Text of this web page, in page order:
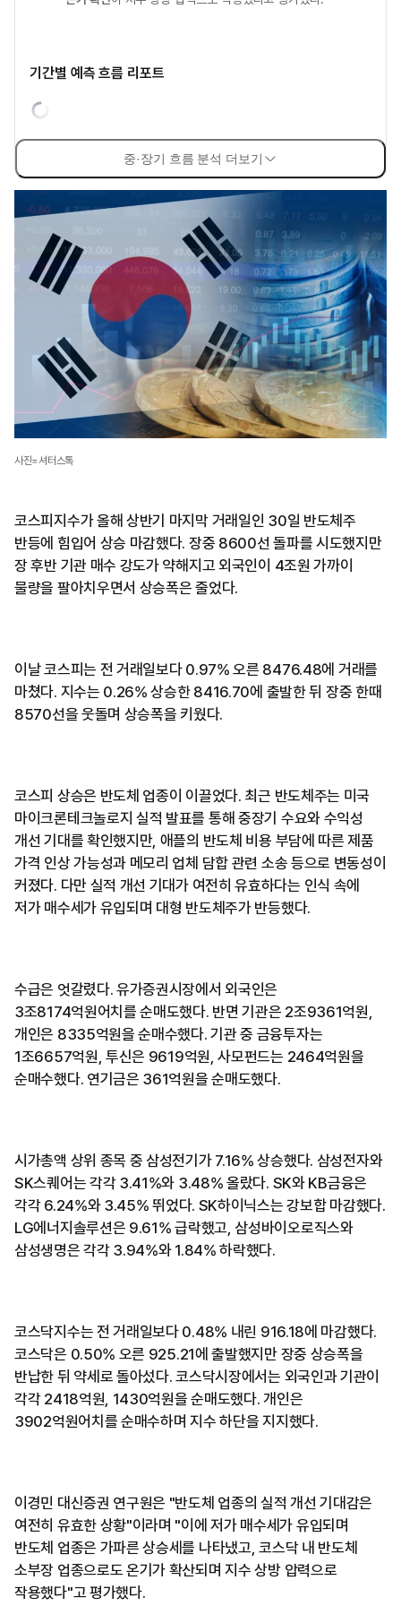
기간별 예측 흐름 리포트
중·장기 흐름 분석 더보기
사진=셔터스톡
코스피지수가 올해 상반기 마지막 거래일인 30일 반도체주
반등에 힘입어 상승 마감했다. 장중 8600선 돌파를 시도했지만
장 후반 기관 매수 강도가 약해지고 외국인이 4조원 가까이
물량을 팔아치우면서 상승폭은 줄었다.
이날 코스피는 전 거래일보다 0.97% 오른 8476.48에 거래를
마쳤다. 지수는 0.26% 상승한 8416.70에 출발한 뒤 장중 한때
8570선을 웃돌며 상승폭을 키웠다.
코스피 상승은 반도체 업종이 이끌었다. 최근 반도체주는 미국
마이크론테크놀로지 실적 발표를 통해 중장기 수요와 수익성
개선 기대를 확인했지만, 애플의 반도체 비용 부담에 따른 제품
가격 인상 가능성과 메모리 업체 담합 관련 소송 등으로 변동성이
커졌다. 다만 실적 개선 기대가 여전히 유효하다는 인식 속에
저가 매수세가 유입되며 대형 반도체주가 반등했다.
수급은 엇갈렸다. 유가증권시장에서 외국인은
3조8174억원어치를 순매도했다. 반면 기관은 2조9361억원,
개인은 8335억원을 순매수했다. 기관 중 금융투자는
1조6657억원, 투신은 9619억원, 사모펀드는 2464억원을
순매수했다. 연기금은 361억원을 순매도했다.
시가총액 상위 종목 중 삼성전기가 7.16% 상승했다. 삼성전자와
SK스퀘어는 각각 3.41%와 3.48% 올랐다. SK와 KB금융은
각각 6.24%와 3.45% 뛰었다. SK하이닉스는 강보합 마감했다.
LG에너지솔루션은 9.61% 급락했고, 삼성바이오로직스와
삼성생명은 각각 3.94%와 1.84% 하락했다.
코스닥지수는 전 거래일보다 0.48% 내린 916.18에 마감했다.
코스닥은 0.50% 오른 925.21에 출발했지만 장중 상승폭을
반납한 뒤 약세로 돌아섰다. 코스닥시장에서는 외국인과 기관이
각각 2418억원, 1430억원을 순매도했다. 개인은
3902억원어치를 순매수하며 지수 하단을 지지했다.
이경민 대신증권 연구원은 "반도체 업종의 실적 개선 기대감은
여전히 유효한 상황"이라며 "이에 저가 매수세가 유입되며
반도체 업종은 가파른 상승세를 나타냈고, 코스닥 내 반도체
소부장 업종으로도 온기가 확산되며 지수 상방 압력으로
작용했다"고 평가했다.